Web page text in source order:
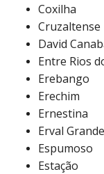
Coxilha
Cruzaltense
David
Entre Rios
Erebango
Erechim
Ernestina
Erval Grande
Espumoso
Estação